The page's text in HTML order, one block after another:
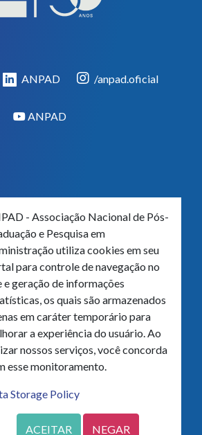
ANPAD /anpad.oficial
ANPAD
825
PR, BRASIL
Pós-Graduação e Pesquisa em
42.595.652/0001-66
- Associação Nacional de Pós-
e Pesquisa em
utiliza cookies em seu
para controle de navegação no
e geração de informações
os quais são armazenados
em caráter temporário para
a experiência do usuário. Ao
nossos serviços, você concorda
esse monitoramento.
Storage Policy
ACEITAR NEGAR